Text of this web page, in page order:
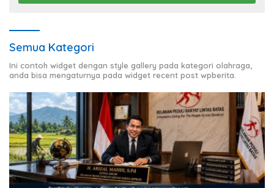
Semua Kategori
Ini contoh widget dengan style gallery pada kategori olahraga,
anda bisa mengaturnya pada widget recent post wpberita.